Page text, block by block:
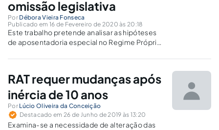
omissão legislativa
Por Débora Vieira Fonseca
Publicado em 16 de Fevereiro de 2020 às 20:18
Este trabalho pretende analisar as hipóteses
de aposentadoria especial no Regime Próprio
§4º, do artigo 40 da Constituição, na redação
12.11.2019.
RAT requer mudanças após
inércia de 10 anos
Por Lúcio Oliveira da Conceição
Destacado em 26 de Junho de 2019 às 13:20
Examina-se a necessidade de alteração das